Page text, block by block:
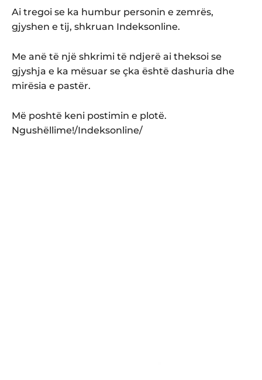
Ai tregoi se ka humbur personin e zemrës,
gjyshen e tij, shkruan Indeksonline.
Me anë të një shkrimi të ndjerë ai theksoi se
gjyshja e ka mësuar se çka është dashuria dhe
mirësia e pastër.
Më poshtë keni postimin e plotë.
Ngushëllime!/Indeksonline/